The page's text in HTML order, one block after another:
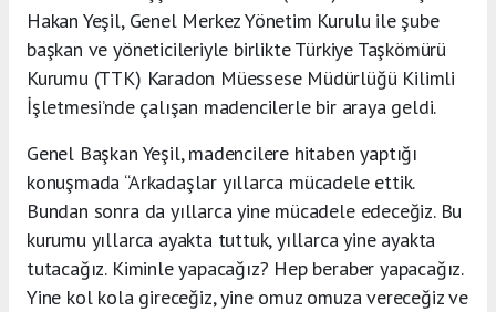
Hakan Yeşil, Genel Merkez Yönetim Kurulu ile şube
başkan ve yöneticileriyle birlikte Türkiye Taşkömürü
Kurumu (TTK) Karadon Müessese Müdürlüğü Kilimli
İşletmesi’nde çalışan madencilerle bir araya geldi.
Genel Başkan Yeşil, madencilere hitaben yaptığı
konuşmada “Arkadaşlar yıllarca mücadele ettik.
Bundan sonra da yıllarca yine mücadele edeceğiz. Bu
kurumu yıllarca ayakta tuttuk, yıllarca yine ayakta
tutacağız. Kiminle yapacağız? Hep beraber yapacağız.
Yine kol kola gireceğiz, yine omuz omuza vereceğiz ve